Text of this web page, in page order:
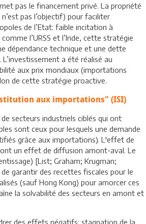
pas le financement privé. La propriété
pas l’objectif) pour faciliter
de l’Etat: faible incitation à
l’URSS et l’Inde, cette stratégie
dépendance technique et une dette
a été réalisé au
aux prix mondiaux (importations
de cette stratégie proactive.
aux importations" (ISI)
secteurs industriels ciblés qui ont
sont ceux pour lesquels une demande
grâce aux importations). L'effet de
un effet de diffusion amont-aval. Le
[List; Graham; Krugman;
garantir des recettes fiscales pour le
(sauf Hong Kong) pour amorcer ces
la solvabilité des secteurs en amont et
des effets négatifs: stagnation de la